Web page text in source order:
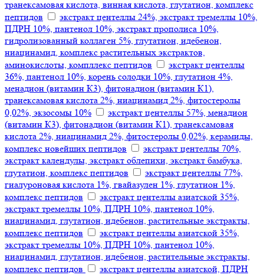
транексамовая кислота, винная кислота, глутатион, комплекс
пептидов
экстракт центеллы 24%, экстракт тремеллы 10%,
ПДРН 10%, пантенол 10%, экстракт прополиса 10%,
гидролизованный коллаген 5%, глутатион, идебенон,
ниацинамид, комплекс растительных экстрактов,
аминокислоты, компллекс пептидов
экстракт центеллы
36%, пантенол 10%, корень солодки 10%, глутатион 4%,
менадион (витамин К3), фитонадион (витамин К1),
транексамовая кислота 2%, ниацинамид 2%, фитостеролы
0,02%, экзосомы 10%
экстракт центеллы 57%, менадион
(витамин К3), фитонадион (витамин К1), транексамовая
кислота 2%, ниацинамид 2%, фитостеролы 0,02%, керамиды,
комплекс новейших пептидов
экстракт центеллы 70%,
экстракт календулы, экстракт облепихи, экстракт бамбука,
глутатион, комплекс пептидов
экстракт центеллы 77%,
гиалуроновая кислота 1%, гвайазулен 1%, глутатион 1%,
комплекс пептидов
экстракт центеллы азиатской 35%,
экстракт тремеллы 10%, ПДРН 10%, пантенол 10%,
ниацинамид, глутатион, идебенон, растительные экстракты,
комплекс пептидов
экстракт центеллы азиатской 35%,
экстракт тремеллы 10%, ПДРН 10%, пантенол 10%,
ниацинамид, глутатион, идебенон, растительные экстракты,
комплекс пептидов
экстракт центеллы азиатской, ПДРН